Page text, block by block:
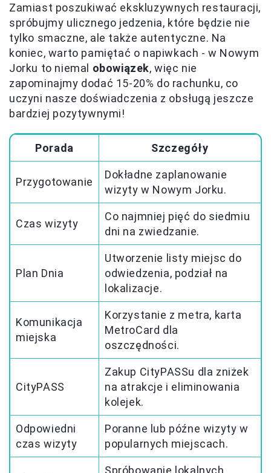
Zamiast poszukiwać ekskluzywnych restauracji,
spróbujmy ulicznego jedzenia, które będzie nie
tylko smaczne, ale także autentyczne. Na
koniec, warto pamiętać o napiwkach - w Nowym
Jorku to niemal obowiązek, więc nie
zapominajmy dodać 15-20% do rachunku, co
uczyni nasze doświadczenia z obsługą jeszcze
bardziej pozytywnymi!
Porada Szczegóły
Przygotowanie
Dokładne zaplanowanie
wizyty w Nowym Jorku.
Czas wizyty
Co najmniej pięć do siedmiu
dni na zwiedzanie.
Plan Dnia
Utworzenie listy miejsc do
odwiedzenia, podział na
lokalizacje.
Komunikacja
miejska
Korzystanie z metra, karta
MetroCard dla
oszczędności.
CityPASS
Zakup CityPASSu dla zniżek
na atrakcje i eliminowania
kolejek.
Odpowiedni
czas wizyty
Poranne lub późne wizyty w
popularnych miejscach.
Spróbowanie lokalnych